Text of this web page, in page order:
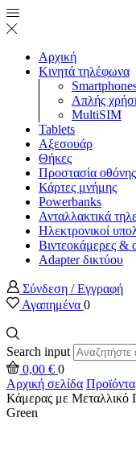
Αρχική
Κινητά τηλέφωνα
Απλής
MultiSIM
Tablets
Αξεσουάρ
Θήκες
Προστασία οθόνης
Κάρτες μνήμης
Powerbanks
Ανταλλακτικά
Ηλεκτρονικοί
Βιντεοκάμερες &
Adapter δικτύου
Σύνδεση / Εγγραφή
Αγαπημένα 0
Search input
0,00 € 0
Αρχική σελίδα Προϊόντα
Κάμερας με Μεταλλικό
Green